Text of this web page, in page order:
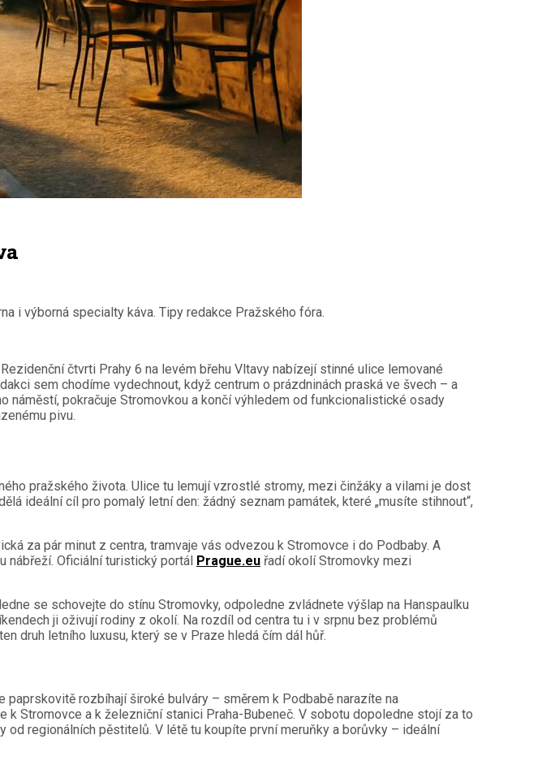
i výborná specialty káva. Tipy redakce Pražského fóra.
čtvrti Prahy 6 na levém břehu Vltavy nabízejí stinné ulice lemované
sem chodíme vydechnout, když centrum o prázdninách praská ve švech – a
náměstí, pokračuje Stromovkou a končí výhledem od funkcionalistické osady
pivu.
pražského života. Ulice tu lemují vzrostlé stromy, mezi činžáky a vilami je dost
ideální cíl pro pomalý letní den: žádný seznam památek, které „musíte stihnout“,
za pár minut z centra, tramvaje vás odvezou k Stromovce i do Podbaby. A
nábřeží. Oficiální turistický portál Prague.eu řadí okolí Stromovky mezi
se schovejte do stínu Stromovky, odpoledne zvládnete výšlap na Hanspaulku
ji oživují rodiny z okolí. Na rozdíl od centra tu i v srpnu bez problémů
druh letního luxusu, který se v Praze hledá čím dál hůř.
paprskovitě rozbíhají široké bulváry – směrem k Podbabě narazíte na
k Stromovce a k železniční stanici Praha-Bubeneč. V sobotu dopoledne stojí za to
regionálních pěstitelů. V létě tu koupíte první meruňky a borůvky – ideální